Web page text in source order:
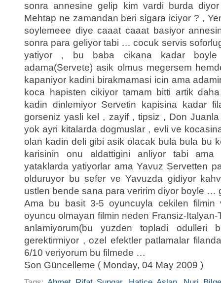
sonra annesine gelip kim vardi burda
Mehtap ne zamandan beri sigara iciyor ? ,
soylemeee diye caaat caaat basiyor
sonra para geliyor tabi … cocuk servis
yatiyor , bu baba cikana kadar
adama(Servete) asik olmus megersem
kapaniyor kadini birakmamasi icin ama
koca hapisten cikiyor tamam bitti artik
kadin dinlemiyor Servetin kapisina kadar
gorseniz yasli kel , zayif , tipsiz , Don
yok ayri kitalarda dogmuslar , evli ve
olan kadin deli gibi asik olacak bula bula bu
karisinin onu aldattigini anliyor tabi
yataklarda yatiyorlar ama Yavuz Servetten
olduruyor bu sefer ve Yavuzda gidiyor
ustlen bende sana para veririm diyor boyle …
Ama bu basit 3-5 oyuncuyla cekilen
oyuncu olmayan filmin neden Fransiz-
anlamiyorum(bu yuzden topladi
gerektirmiyor , ozel efektler patlamalar
6/10 veriyorum bu filmede …
Son Güncelleme ( Monday, 04 May 2009 )